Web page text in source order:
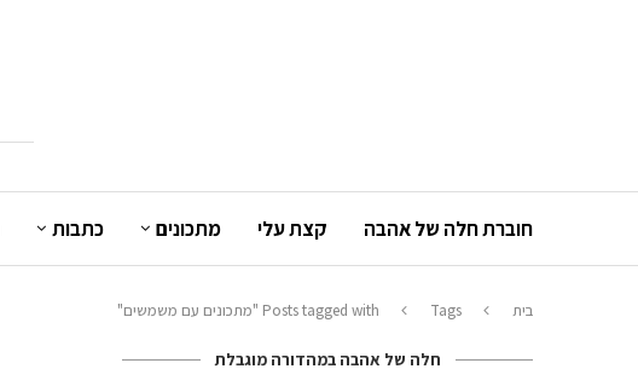
חוברת חלה של אהבה קצת עלי מתכונים כתבות
בית Tags Posts tagged with "מתכונים עם משמשים"
חלה של אהבה במהדורה מוגבלת